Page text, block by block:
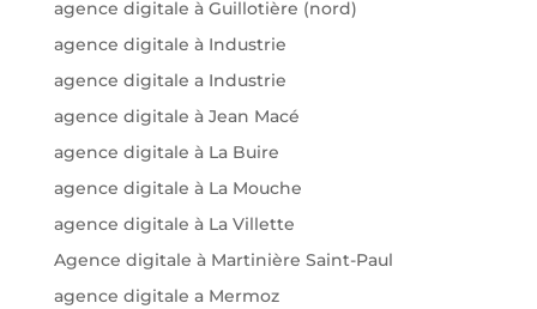
agence digitale à Guillotière (nord)
agence digitale à Industrie
agence digitale a Industrie
agence digitale à Jean Macé
agence digitale à La Buire
agence digitale à La Mouche
agence digitale à La Villette
Agence digitale à Martinière Saint-Paul
agence digitale a Mermoz